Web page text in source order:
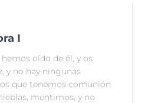
I
oído de él, y os
y no hay ningunas
que tenemos comunión
mentimos, y no